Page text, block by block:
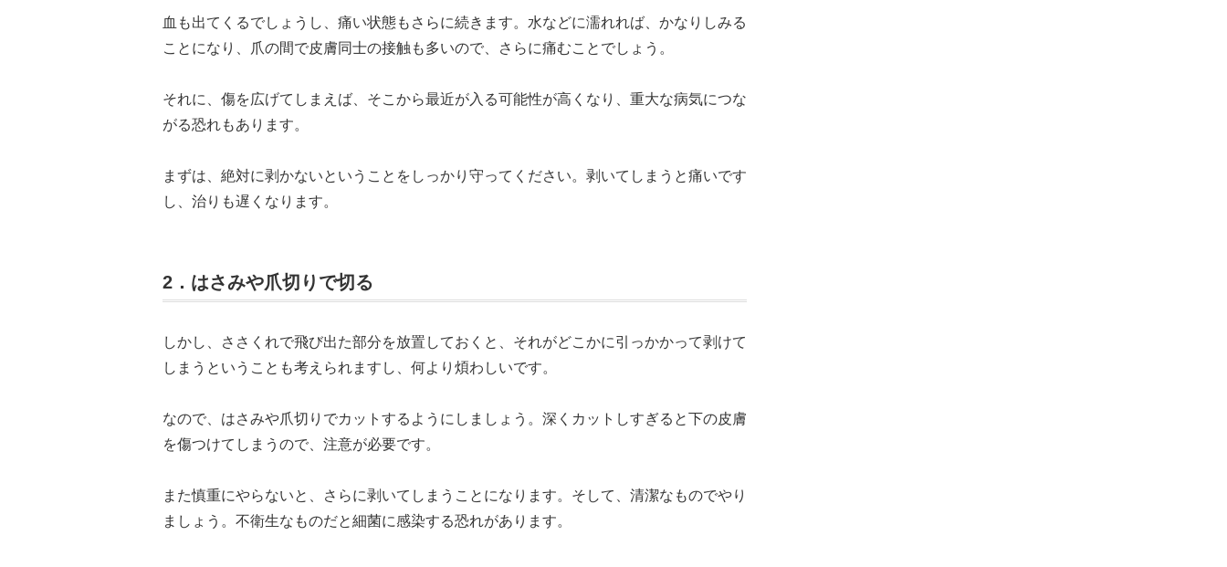
血も出てくるでしょうし、痛い状態もさらに続きます。水などに濡れれば、かなりしみる
ことになり、爪の間で皮膚同士の接触も多いので、さらに痛むことでしょう。
それに、傷を広げてしまえば、そこから最近が入る可能性が高くなり、重大な病気につな
がる恐れもあります。
まずは、絶対に剥かないということをしっかり守ってください。剥いてしまうと痛いです
し、治りも遅くなります。
2．はさみや爪切りで切る
しかし、ささくれで飛び出た部分を放置しておくと、それがどこかに引っかかって剥けて
しまうということも考えられますし、何より煩わしいです。
なので、はさみや爪切りでカットするようにしましょう。深くカットしすぎると下の皮膚
を傷つけてしまうので、注意が必要です。
また慎重にやらないと、さらに剥いてしまうことになります。そして、清潔なものでやり
ましょう。不衛生なものだと細菌に感染する恐れがあります。